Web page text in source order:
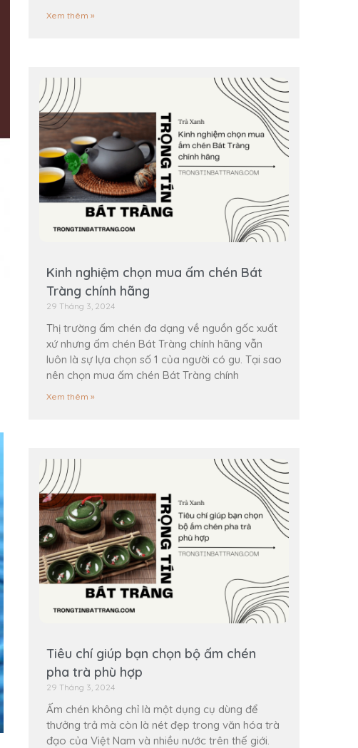
Xem thêm »
Kinh nghiệm chọn mua ấm chén Bát
Tràng chính hãng
29 Tháng 3, 2024
Thị trường ấm chén đa dạng về nguồn gốc xuất
xứ nhưng ấm chén Bát Tràng chính hãng vẫn
luôn là sự lựa chọn số 1 của người có gu. Tại sao
nên chọn mua ấm chén Bát Tràng chính
Xem thêm »
Tiêu chí giúp bạn chọn bộ ấm chén
pha trà phù hợp
29 Tháng 3, 2024
Ấm chén không chỉ là một dụng cụ dùng để
thưởng trả mà còn là nét đẹp trong văn hóa trà
đạo của Việt Nam và nhiều nước trên thế giới.